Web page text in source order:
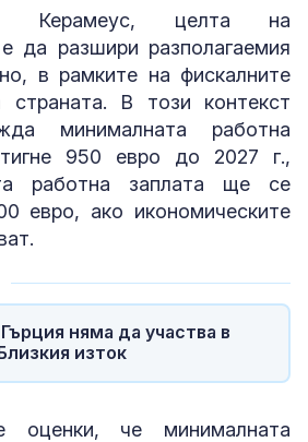
Керамеус, целта на
да разшири разполагаемия
в рамките на фискалните
страната. В този контекст
минималната работна
950 евро до 2027 г.,
работна заплата ще се
евро, ако икономическите
няма да участва в
изток
оценки, че минималната